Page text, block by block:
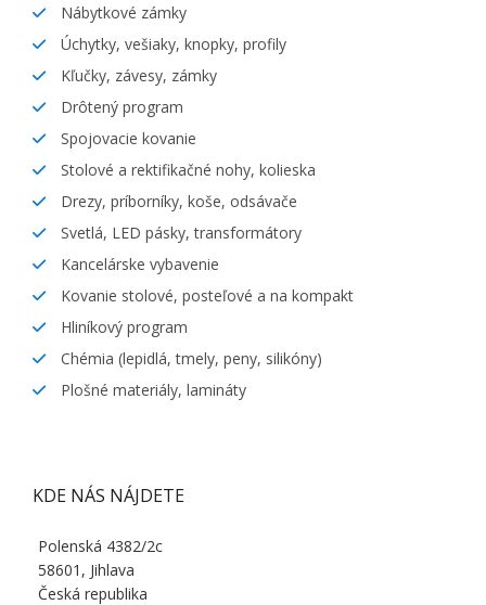
Nábytkové zámky
Úchytky, vešiaky, knopky, profily
Kľučky, závesy, zámky
Drôtený program
Spojovacie kovanie
Stolové a rektifikačné nohy, kolieska
Drezy, príborníky, koše, odsávače
Svetlá, LED pásky, transformátory
Kancelárske vybavenie
Kovanie stolové, posteľové a na kompakt
Hliníkový program
Chémia (lepidlá, tmely, peny, silikóny)
Plošné materiály, lamináty
KDE NÁS NÁJDETE
Polenská 4382/2c
58601, Jihlava
Česká republika